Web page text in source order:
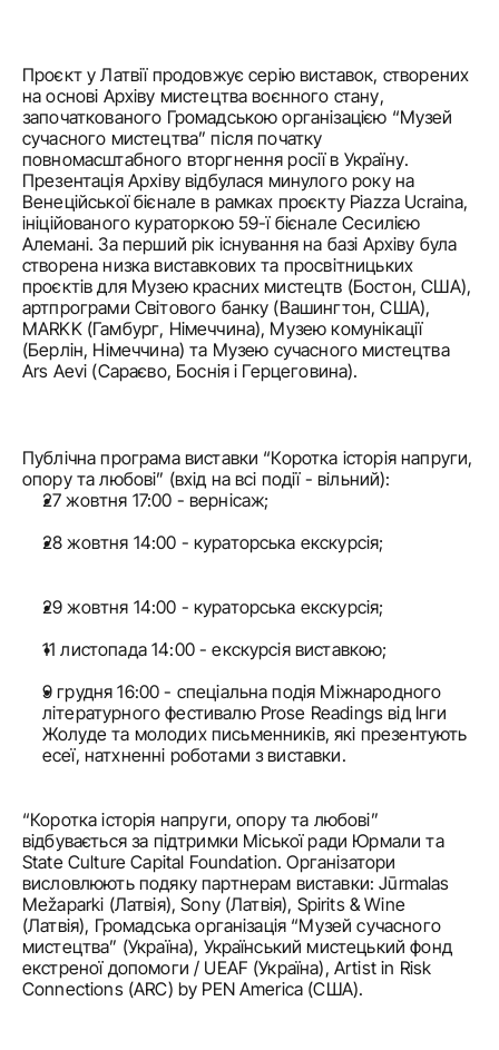
Проєкт у Латвії продовжує серію виставок, створених
на основі Архіву мистецтва воєнного стану,
започаткованого Громадською організацією “Музей
сучасного мистецтва” після початку
повномасштабного вторгнення росії в Україну.
Презентація Архіву відбулася минулого року на
Венеційської бієнале в рамках проєкту Piazza Ucraina,
ініційованого кураторкою 59-ї бієнале Сесилією
Алемані. За перший рік існування на базі Архіву була
створена низка виставкових та просвітницьких
проєктів для Музею красних мистецтв (Бостон, США),
артпрограми Світового банку (Вашингтон, США),
MARKK (Гамбург, Німеччина), Музею комунікації
(Берлін, Німеччина) та Музею сучасного мистецтва
Ars Aevi (Сараєво, Боснія і Герцеговина).
Публічна програма виставки “Коротка історія напруги,
опору та любові” (вхід на всі події - вільний):
27 жовтня 17:00 - вернісаж;
28 жовтня 14:00 - кураторська екскурсія;
29 жовтня 14:00 - кураторська екскурсія;
11 листопада 14:00 - екскурсія виставкою;
9 грудня 16:00 - спеціальна подія Міжнародного
літературного фестивалю Prose Readings від Інги
Жoлудe та молодих письменників, які презентують
есеї, натхненні роботами з виставки.
“Коротка історія напруги, опору та любові”
відбувається за підтримки Міської ради Юрмали та
State Culture Capital Foundation. Організатори
висловлюють подяку партнерам виставки: Jūrmalas
Mežaparki (Латвія), Sony (Латвія), Spirits & Wine
(Латвія), Громадська організація “Музей сучасного
мистецтва” (Україна), Український мистецький фонд
екстреної допомоги / UEAF (Україна), Artist in Risk
Connections (ARC) by PEN America (США).